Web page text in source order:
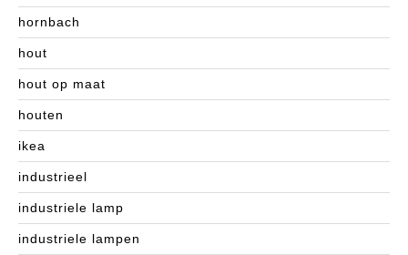
hornbach
hout
hout op maat
houten
ikea
industrieel
industriele lamp
industriele lampen